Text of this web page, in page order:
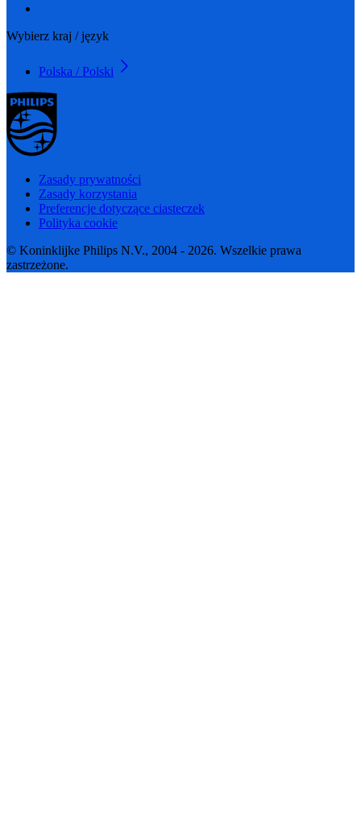
Wybierz kraj / język
Polska / Polski
Zasady prywatności
Zasady korzystania
Preferencje dotyczące ciasteczek
Polityka cookie
© Koninklijke Philips N.V., 2004 - 2026. Wszelkie prawa
zastrzeżone.